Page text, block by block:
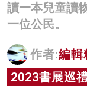
名家榜
關於我們
讀一本兒童讀
一位公民。
作者:編輯
2023書展巡